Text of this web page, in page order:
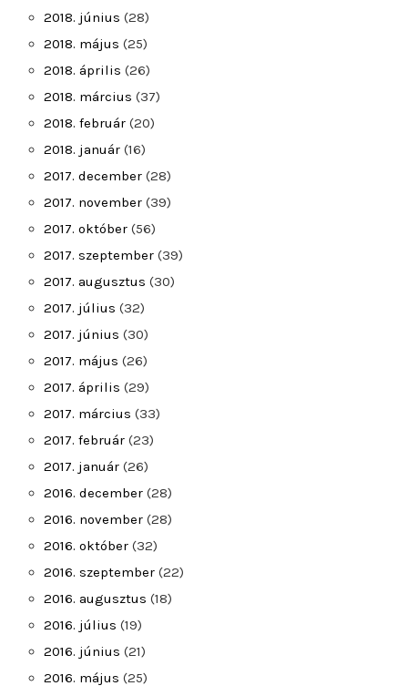
2018. június (28)
2018. május (25)
2018. április (26)
2018. március (37)
2018. február (20)
2018. január (16)
2017. december (28)
2017. november (39)
2017. október (56)
2017. szeptember (39)
2017. augusztus (30)
2017. július (32)
2017. június (30)
2017. május (26)
2017. április (29)
2017. március (33)
2017. február (23)
2017. január (26)
2016. december (28)
2016. november (28)
2016. október (32)
2016. szeptember (22)
2016. augusztus (18)
2016. július (19)
2016. június (21)
2016. május (25)